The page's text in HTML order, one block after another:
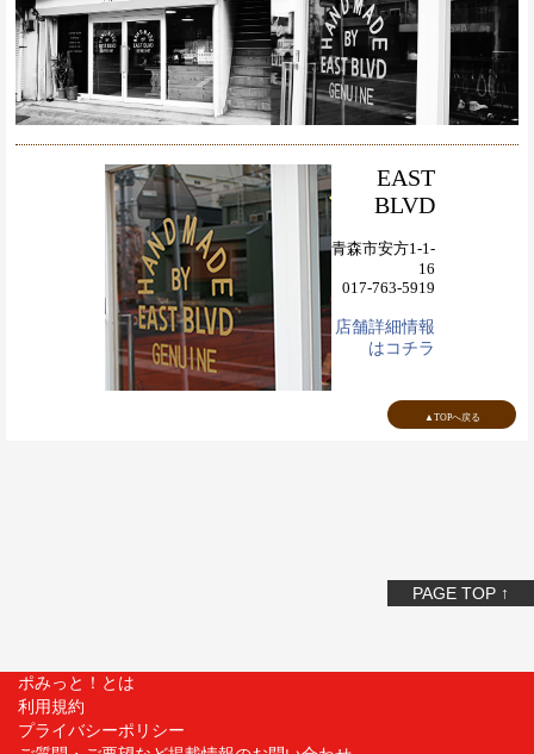
EAST
BLVD
青森市安方1-1-
16
017-763-5919
店舗詳細情報
はコチラ
▲TOPへ戻る
PAGE TOP ↑
ポみっと！とは
利用規約
プライバシーポリシー